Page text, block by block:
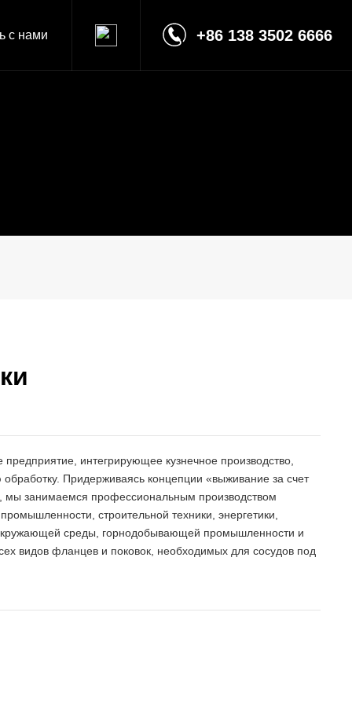
с нами +86 138 3502 6666
интегрирующее кузнечное производство,
Придерживаясь концепции «выживание за счет
мы занимаемся профессиональным производством
строительной техники, энергетики,
среды, горнодобывающей промышленности и
видов фланцев и поковок, необходимых для сосудов под